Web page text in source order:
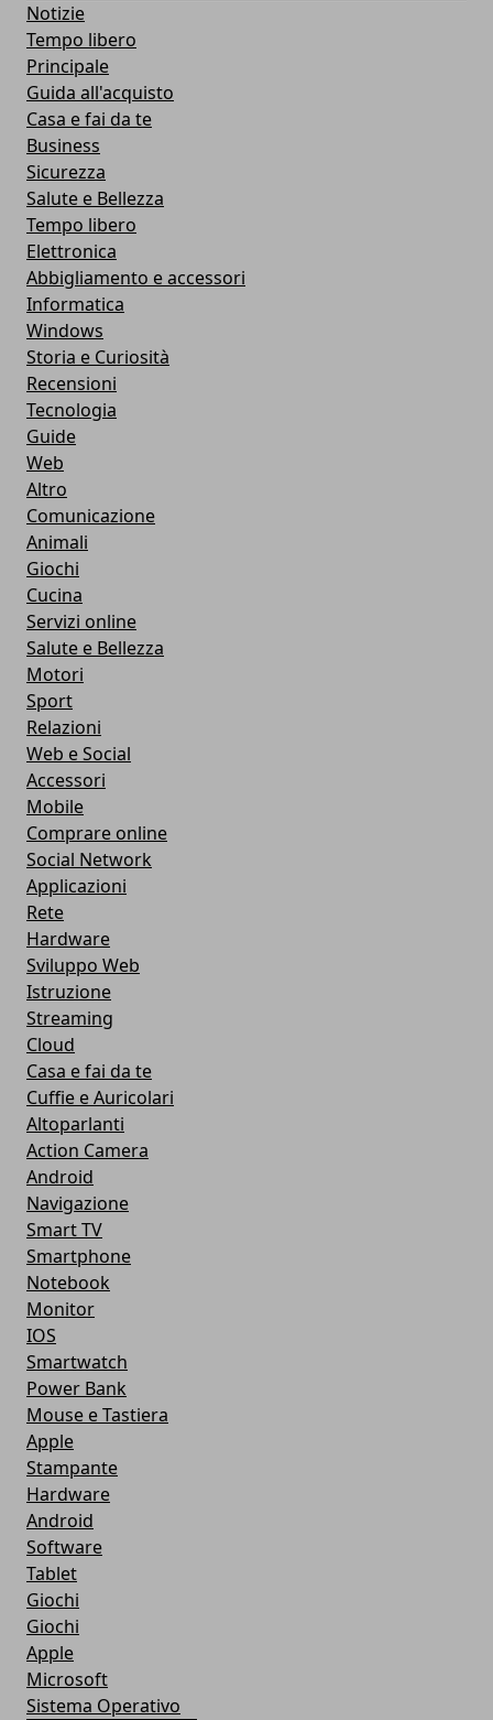
Notizie
Tempo libero
Principale
Guida all'acquisto
Casa e fai da te
Business
Sicurezza
Salute e Bellezza
Tempo libero
Elettronica
Abbigliamento e accessori
Informatica
Windows
Storia e Curiosità
Recensioni
Tecnologia
Guide
Web
Altro
Comunicazione
Animali
Giochi
Cucina
Servizi online
Salute e Bellezza
Motori
Sport
Relazioni
Web e Social
Accessori
Mobile
Comprare online
Social Network
Applicazioni
Rete
Hardware
Sviluppo Web
Istruzione
Streaming
Cloud
Casa e fai da te
Cuffie e Auricolari
Altoparlanti
Action Camera
Android
Navigazione
Smart TV
Smartphone
Notebook
Monitor
IOS
Smartwatch
Power Bank
Mouse e Tastiera
Apple
Stampante
Hardware
Android
Software
Tablet
Giochi
Giochi
Apple
Microsoft
Sistema Operativo